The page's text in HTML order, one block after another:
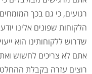
רגועים, כי גם בכך
הלקוחות שפונים אלינו
שדרוש ללקוחותינו הוא
אתם לא צריכים לחשוש
רוצים עזרה בקבלת